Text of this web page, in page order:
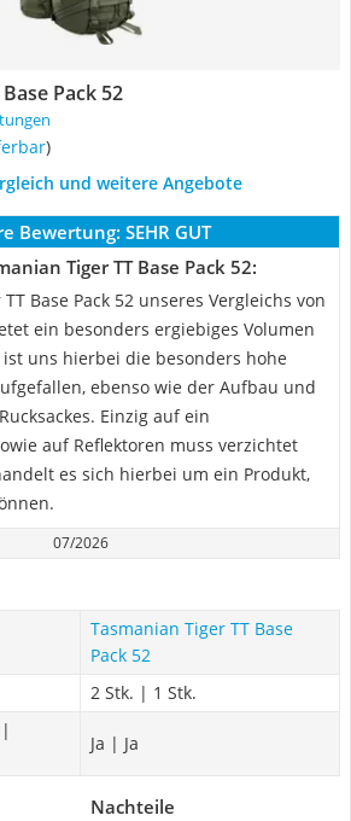
Pack 52
)
und weitere Angebote
Bewertung: SEHR GUT
Tiger TT Base Pack 52:
Base Pack 52 unseres Vergleichs von
ein besonders ergiebiges Volumen
uns hierbei die besonders hohe
ebenso wie der Aufbau und
Einzig auf ein
auf Reflektoren muss verzichtet
es sich hierbei um ein Produkt,
07/2026
Tasmanian Tiger TT Base
Pack 52
2 Stk. | 1 Stk.
Ja | Ja
Nachteile